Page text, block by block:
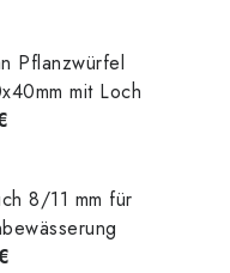
Pflanzwürfel
mit Loch
8/11 mm für